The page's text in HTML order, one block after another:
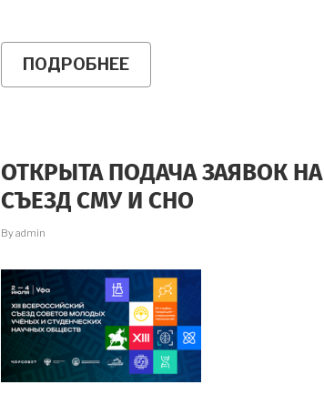
ПОДРОБНЕЕ
СЕМИНАР
НА
БАЗЕ
МГППУ
ОТКРЫТА ПОДАЧА ЗАЯВОК
СЪЕЗД СМУ И СНО
Byadmin